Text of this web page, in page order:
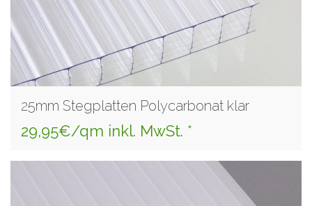
25mm Stegplatten Polycarbonat klar
29,95€/qm inkl. MwSt. *